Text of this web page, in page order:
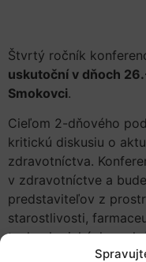
Štvrtý ročník
uskutoční v dňoch
Smokovci.
Cieľom 2-dňového
kritickú diskusiu o
zdravotníctva.
v zdravotníctve a
predstaviteľov z
starostlivosti,
technologických